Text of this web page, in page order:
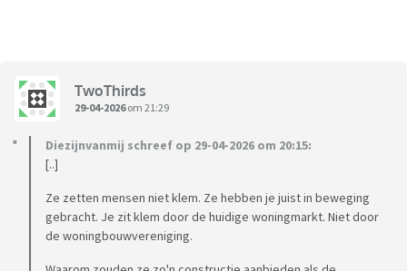
TwoThirds
29-04-2026om 21:29
Diezijnvanmij schreef op 29-04-2026 om 20:15:
[..]
Ze zetten mensen niet klem. Ze hebben je juist in beweging
gebracht. Je zit klem door de huidige woningmarkt. Niet door
de woningbouwvereniging.